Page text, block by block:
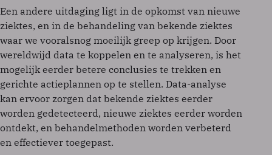
Een andere uitdaging ligt in de opkomst van nieuwe
ziektes, en in de behandeling van bekende ziektes
waar we vooralsnog moeilijk greep op krijgen. Door
wereldwijd data te koppelen en te analyseren, is het
mogelijk eerder betere conclusies te trekken en
gerichte actieplannen op te stellen. Data-analyse
kan ervoor zorgen dat bekende ziektes eerder
worden gedetecteerd, nieuwe ziektes eerder worden
ontdekt, en behandelmethoden worden verbeterd
en effectiever toegepast.